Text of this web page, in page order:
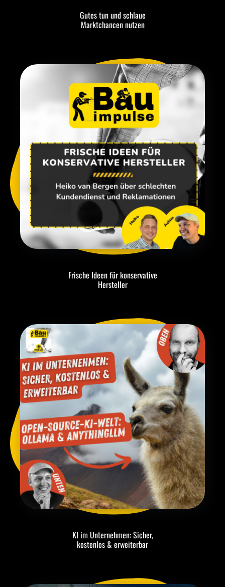
Gutes tun und schlaue
Marktchancen nutzen
Frische Ideen für konservative
Hersteller
KI im Unternehmen: Sicher,
kostenlos & erweiterbar